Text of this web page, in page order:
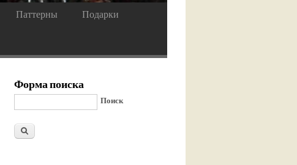
Паттерны Подарки
Форма поиска
Поиск